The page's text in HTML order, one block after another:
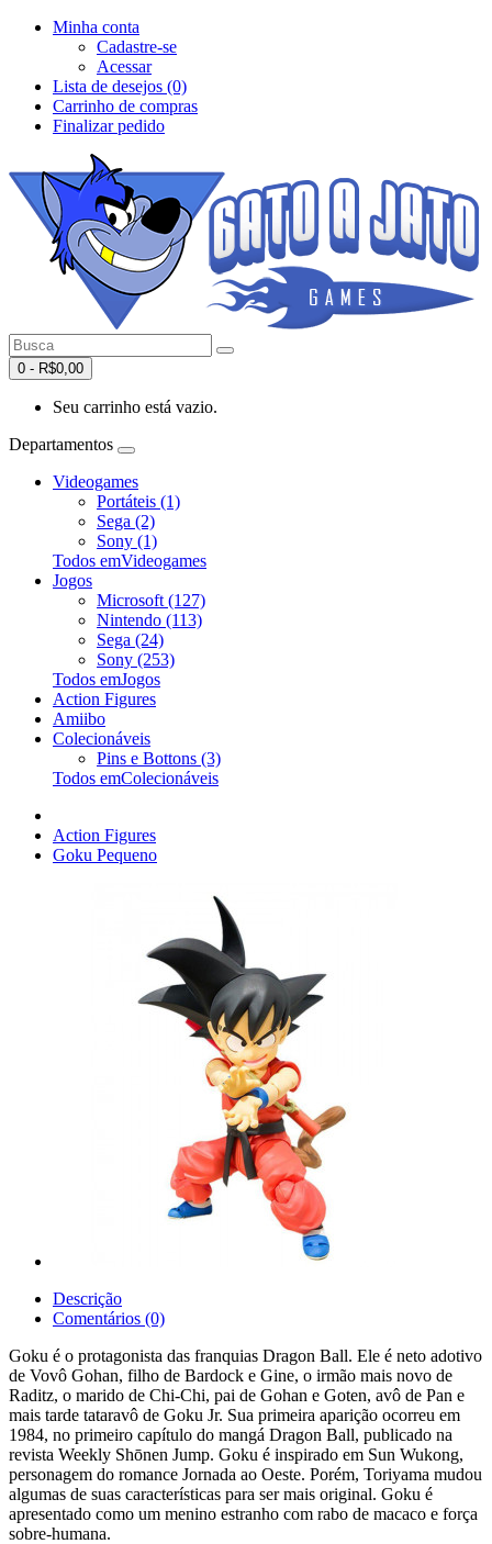
Minha conta
Cadastre-se
Acessar
Lista de desejos (0)
Carrinho de compras
Finalizar pedido
0 - R$0,00
Seu carrinho está vazio.
Departamentos
Videogames
Portáteis (1)
Sega (2)
Sony (1)
Todos emVideogames
Jogos
Microsoft (127)
Nintendo (113)
Sega (24)
Sony (253)
Todos emJogos
Action Figures
Amiibo
Colecionáveis
Pins e Bottons (3)
Todos emColecionáveis
Action Figures
Goku Pequeno
Descrição
Comentários (0)
Goku é o protagonista das franquias Dragon Ball. Ele é neto adotivo
de Vovô Gohan, filho de Bardock e Gine, o irmão mais novo de
Raditz, o marido de Chi-Chi, pai de Gohan e Goten, avô de Pan e
mais tarde tataravô de Goku Jr. Sua primeira aparição ocorreu em
1984, no primeiro capítulo do mangá Dragon Ball, publicado na
revista Weekly Shōnen Jump. Goku é inspirado em Sun Wukong,
personagem do romance Jornada ao Oeste. Porém, Toriyama mudou
algumas de suas características para ser mais original. Goku é
apresentado como um menino estranho com rabo de macaco e força
sobre-humana.